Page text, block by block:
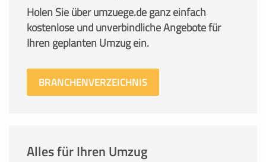
Holen Sie über umzuege.de ganz einfach
kostenlose und unverbindliche Angebote für
Ihren geplanten Umzug ein.
BRANCHENVERZEICHNIS
Alles für Ihren Umzug